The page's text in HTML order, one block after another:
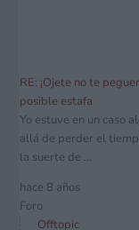
RE: ¡Ojete no te
posible estafa
Yo estuve en un caso
allá de perder el
la suerte de ...
hace 8 años
Foro
Offtopic